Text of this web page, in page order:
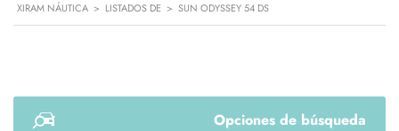
XIRAM NÁUTICA > LISTADOS DE > SUN ODYSSEY 54 DS
Opciones de búsqueda